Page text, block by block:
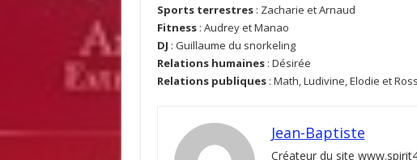
Sports terrestres: Zacharie et Arnaud
Fitness: Audrey et Manao
DJ : Guillaume du snorkeling
Relations humaines: Désirée
Relations publiques: Math, Ludivine, Elodie et
Jean-Baptiste
Créateur du site